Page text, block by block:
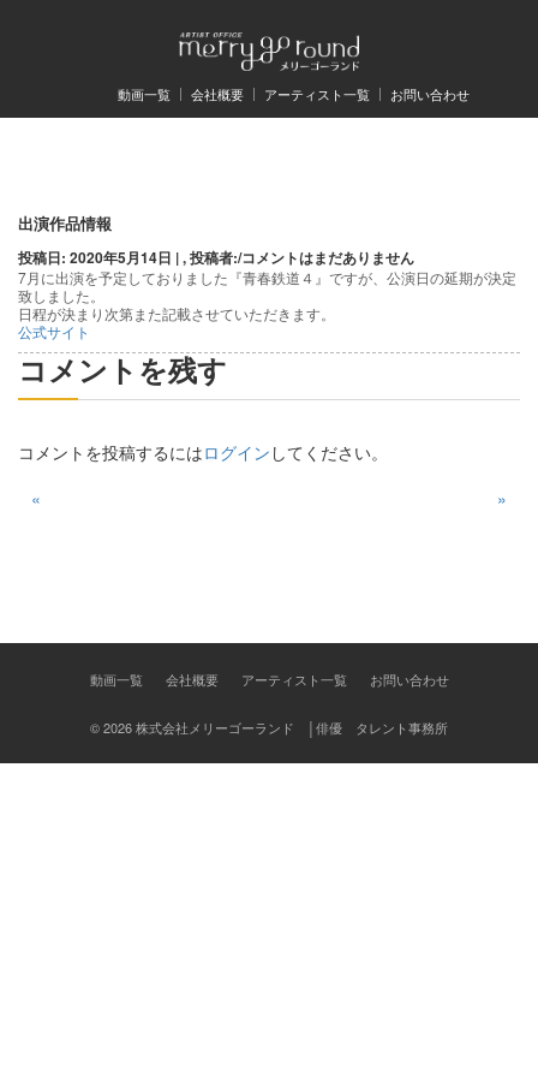
動画一覧 会社概要 アーティスト一覧 お問い合わせ
出演作品情報
投稿日: 2020年5月14日 | , 投稿者:/コメントはまだありません
7月に出演を予定しておりました『青春鉄道４』ですが、公演日の延期が決定
致しました。
日程が決まり次第また記載させていただきます。
公式サイト
コメントを残す
コメントを投稿するにはログイン してください。
投
ゲ
ョ
« »
動画一覧 会社概要 アーティスト一覧 お問い合わせ
© 2026 株式会社メリーゴーランド │俳優 タレント事務所